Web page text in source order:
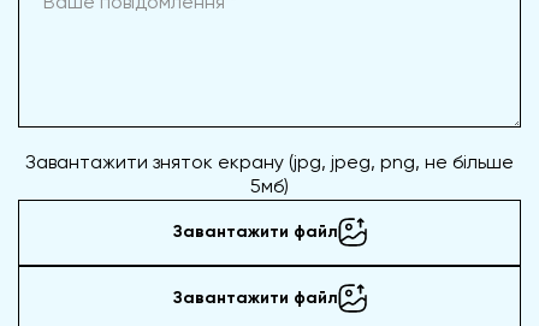
Завантажити зняток екрану (jpg, jpeg, png, не більше
5мб)
Завантажити файл
Завантажити файл